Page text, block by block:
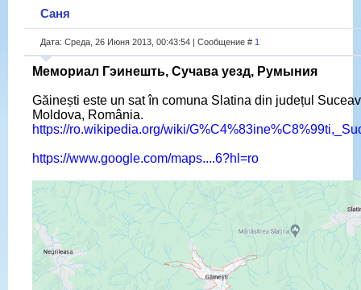
Саня
Дата: Среда, 26 Июня 2013, 00:43:54 | Сообщение # 1
Мемориал Гэинешть, Сучава уезд, Румыния
Găinești este un sat în comuna Slatina din județul
Moldova, România.
https://ro.wikipedia.org/wiki/
https://www.google.com/maps....6?hl=ro